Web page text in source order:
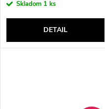
Skladom 1 ks
DETAIL